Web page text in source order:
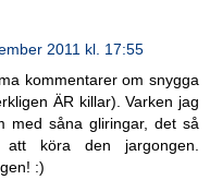
2011 kl. 17:55
kommentarer om snygga
ÄR killar). Varken jag
med såna gliringar, det så
köra den jargongen.
:)